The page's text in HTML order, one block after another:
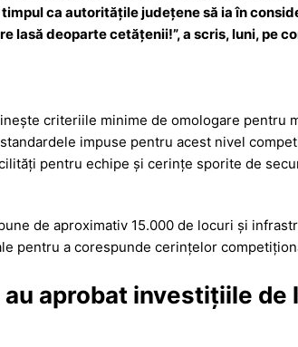
ca autoritățile județene să ia în
lasă deoparte cetățenii!”, a scris, luni, pe
criteriile minime de omologare pentru
impuse pentru acest nivel
pentru echipe și cerințe sporite de
de aproximativ 15.000 de locuri și
pentru a corespunde cerințelor
aprobat investițiile